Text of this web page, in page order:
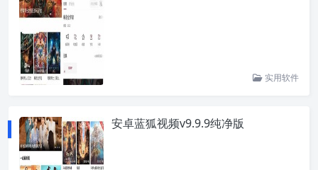
实用软件
安卓蓝狐视频v9.9.9纯净版